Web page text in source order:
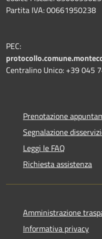
Partita IVA: 00661950238
PEC:
Centralino Unico: +39 045
Prenotazione
Segnalazione
Leggi le FAQ
Richiesta assistenza
Amministrazione
Informativa privacy